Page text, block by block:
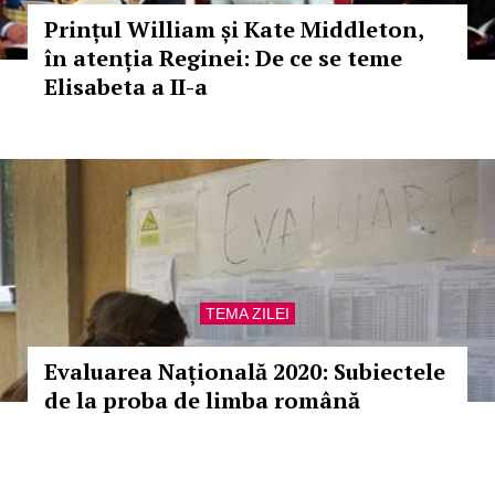
Prințul William și Kate Middleton,
în atenția Reginei: De ce se teme
Elisabeta a II-a
TEMA ZILEI
Evaluarea Națională 2020: Subiectele
de la proba de limba română